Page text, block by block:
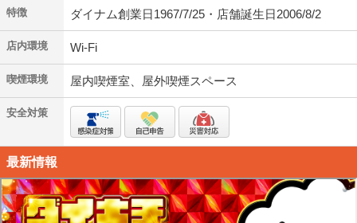
特徴 ダイナム創業日1967/7/25・店舗誕生日2006/8/2
店内環境 Wi-Fi
喫煙環境 屋内喫煙室、屋外喫煙スペース
安全対策
最新情報